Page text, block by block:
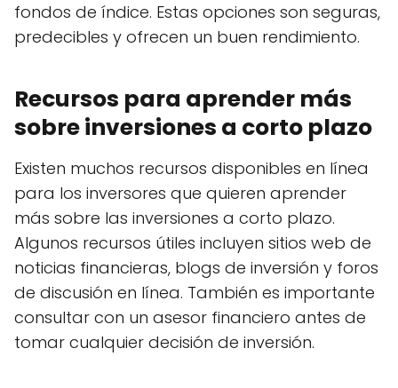
fondos de índice. Estas opciones son seguras,
predecibles y ofrecen un buen rendimiento.
Recursos para aprender más
sobre inversiones a corto plazo
Existen muchos recursos disponibles en línea
para los inversores que quieren aprender
más sobre las inversiones a corto plazo.
Algunos recursos útiles incluyen sitios web de
noticias financieras, blogs de inversión y foros
de discusión en línea. También es importante
consultar con un asesor financiero antes de
tomar cualquier decisión de inversión.